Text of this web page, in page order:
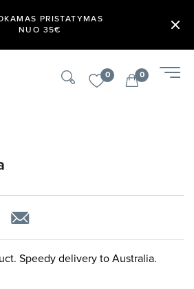
PRISTATYMAS
NUO 35€
0 0
Speedy delivery to Australia.